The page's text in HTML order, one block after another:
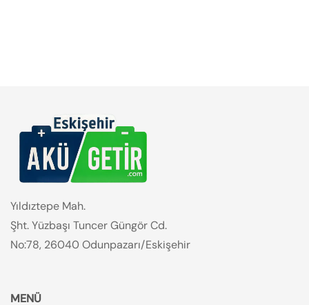
Yıldıztepe Mah.
Şht. Yüzbaşı Tuncer Güngör Cd.
No:78, 26040 Odunpazarı/Eskişehir
MENÜ